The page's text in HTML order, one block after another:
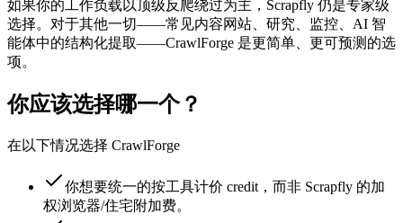
如果你的工作负载以顶级反爬绕过为主，Scrapfly 仍是专家级
选择。对于其他一切——常见内容网站、研究、监控、AI 智
能体中的结构化提取——CrawlForge 是更简单、更可预测的选
项。
你应该选择哪一个？
在以下情况选择 CrawlForge
你想要统一的按工具计价 credit，而非 Scrapfly 的加
权浏览器/住宅附加费。